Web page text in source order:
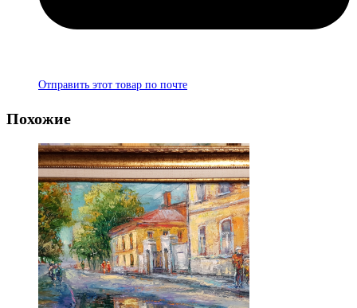
Отправить этот товар по почте
Похожие